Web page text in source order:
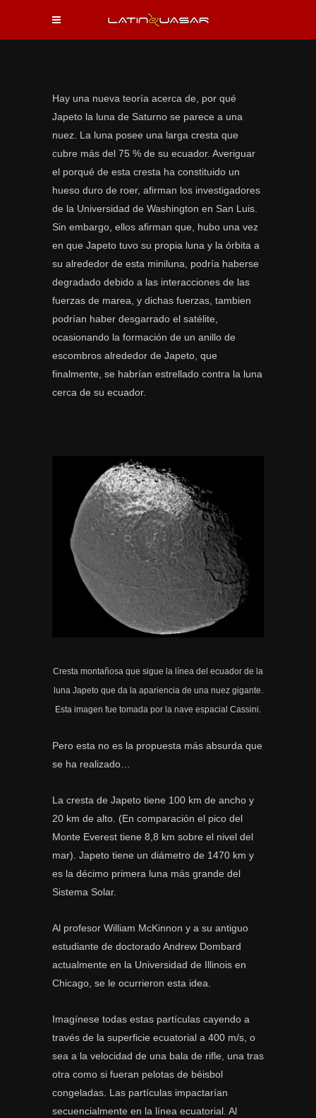
Hay una nueva teoría acerca de, por qué
Japeto la luna de Saturno se parece a una
nuez. La luna posee una larga cresta que
cubre más del 75 % de su ecuador. Averiguar
el porqué de esta cresta ha constituido un
hueso duro de roer, afirman los investigadores
de la Universidad de Washington en San Luis.
Sin embargo, ellos afirman que, hubo una vez
en que Japeto tuvo su propia luna y la órbita a
su alrededor de esta miniluna, podría haberse
degradado debido a las interacciones de las
fuerzas de marea, y dichas fuerzas, tambien
podrían haber desgarrado el satélite,
ocasionando la formación de un anillo de
escombros alrededor de Japeto, que
finalmente, se habrían estrellado contra la luna
cerca de su ecuador.
Cresta montañosa que sigue la línea del ecuador de la
luna Japeto que da la apariencia de una nuez gigante.
Esta imagen fue tomada por la nave espacial Cassini.
Pero esta no es la propuesta más absurda que
se ha realizado…
La cresta de Japeto tiene 100 km de ancho y
20 km de alto. (En comparación el pico del
Monte Everest tiene 8,8 km sobre el nivel del
mar). Japeto tiene un diámetro de 1470 km y
es la décimo primera luna más grande del
Sistema Solar.
Al profesor William McKinnon y a su antiguo
estudiante de doctorado Andrew Dombard
actualmente en la Universidad de Illinois en
Chicago, se le ocurrieron esta idea.
Imagínese todas estas partículas cayendo a
través de la superficie ecuatorial a 400 m/s, o
sea a la velocidad de una bala de rifle, una tras
otra como si fueran pelotas de béisbol
congeladas. Las partículas impactarían
secuencialmente en la línea ecuatorial. Al